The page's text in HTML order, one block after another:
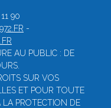
90
-
AU PUBLIC : DE
SUR VOS
ET POUR TOUTE
PROTECTION DE